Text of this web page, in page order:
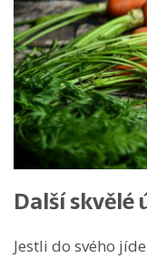
Další skvělé
Jestli do svého